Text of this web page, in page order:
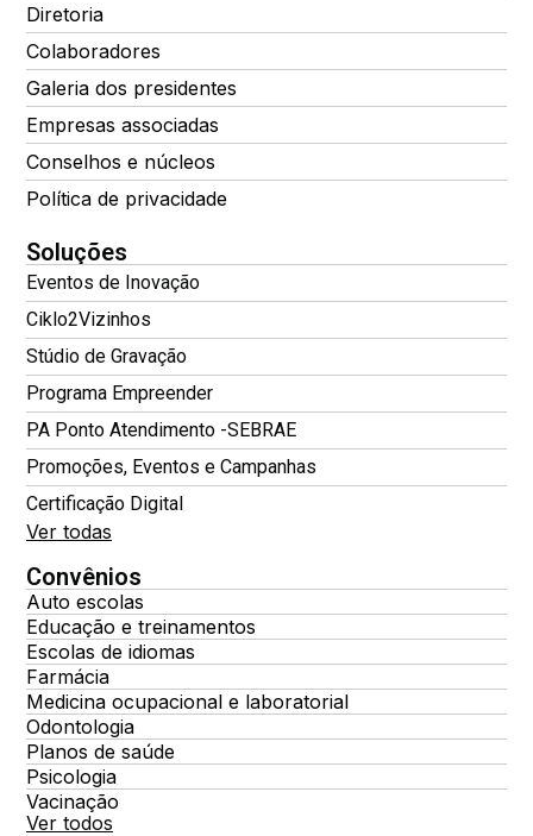
Diretoria
Colaboradores
Galeria dos presidentes
Empresas associadas
Conselhos e núcleos
Política de privacidade
Soluções
Eventos de Inovação
Ciklo2Vizinhos
Stúdio de Gravação
Programa Empreender
PA Ponto Atendimento -SEBRAE
Promoções, Eventos e Campanhas
Certificação Digital
Ver todas
Convênios
Auto escolas
Educação e treinamentos
Escolas de idiomas
Farmácia
Medicina ocupacional e laboratorial
Odontologia
Planos de saúde
Psicologia
Vacinação
Ver todos